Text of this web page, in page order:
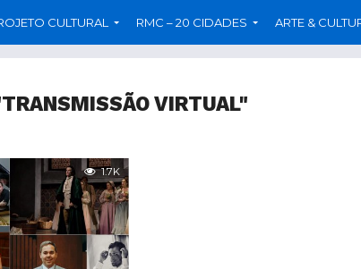
CULTURAL RMC – 20 CIDADES ARTE &
VIRTUAL"
1.7K